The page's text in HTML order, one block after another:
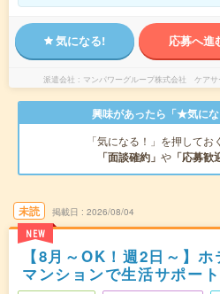
気になる! 応募へ進
派遣会社 マンパワーグループ株式会社 ケア
興味があったら「★気にな
「気になる！」を押してお
「面談確約」 や 「応募歓
未読
NEW
掲載日 2026/08/04
【8月～OK！週2日～】
マンションで生活サポー